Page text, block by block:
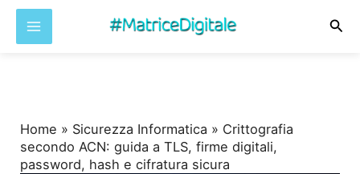
Home » Sicurezza Informatica » Crittografia
secondo ACN: guida a TLS, firme digitali,
password, hash e cifratura sicura